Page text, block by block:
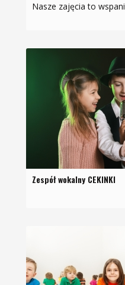
Nasze zajęcia to wspaniała okazja do rozwijania
Zespół wokalny CEKINKI